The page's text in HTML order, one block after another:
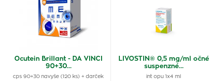
Ocutein Brillant - DA VINCI
90+30…
cps 90+30 navyše (120 ks) + darček
LIVOSTIN® 0,5 mg/ml očné
suspenzné…
int opu 1x4 ml